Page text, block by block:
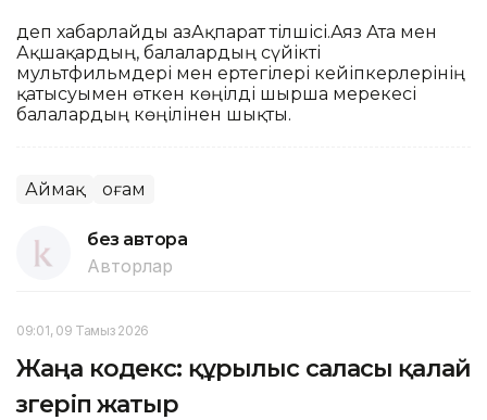
деп хабарлайды ҚазАқпарат тілшісі.Аяз Ата мен
Ақшақардың, балалардың сүйікті
мультфильмдері мен ертегілері кейіпкерлерінің
қатысуымен өткен көңілді шырша мерекесі
балалардың көңілінен шықты.
Аймақ Қоғам
без автора
Авторлар
09:01, 09 Тамыз 2026
Жаңа кодекс: құрылыс саласы қалай
өзгеріп жатыр